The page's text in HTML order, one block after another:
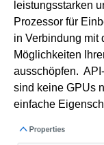
leistungsstarken
Prozessor für
in Verbindung mit
Möglichkeiten
ausschöpfen.
sind keine GPUs
einfache